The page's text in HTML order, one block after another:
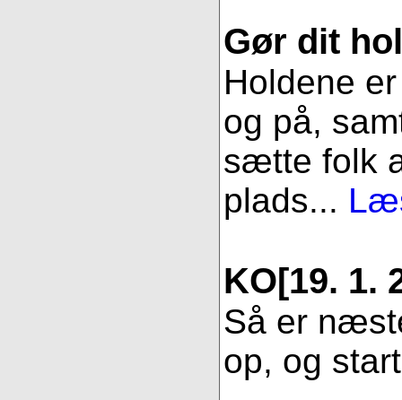
Gør dit
Holdene
og på,
sætte folk
plads...
KO[19. 1.
Så er
op, og